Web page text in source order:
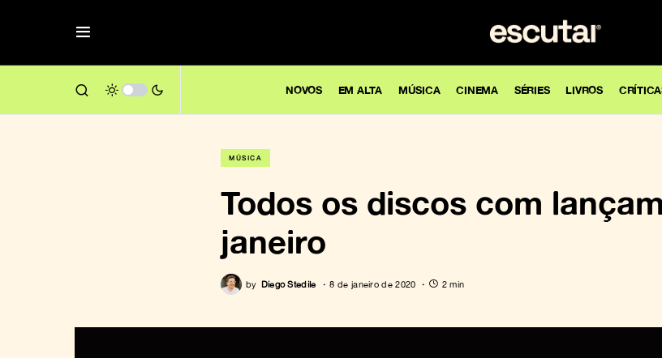
NOVOS EM ALTA MÚSICA CINEMA SÉRIES LIVROS
MÚSICA
Todos os discos com
janeiro
by Diego Stedile 8 de janeiro de 2020 2 min